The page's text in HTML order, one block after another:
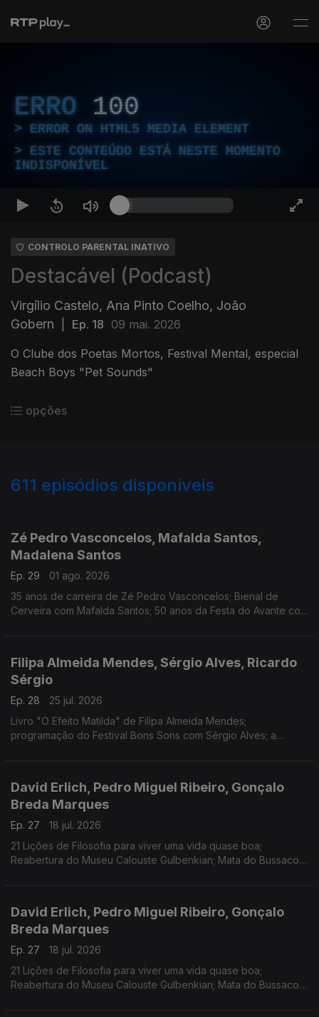
ERRO 100
ERROR ON HTML5 MEDIA ELEMENT
ESTE CONTEÚDO ESTÁ NESTE MOMENTO
INDISPONÍVEL
CONTROLO PARENTAL INATIVO
Destacável (Podcast)
Virgílio Castelo, Ana Pinto Coelho, João
Gobern
Ep. 18 09 mai. 2026
O Clube dos Poetas Mortos, Festival Mental, especial
Beach Boys "Pet Sounds"
opções
611 episódios disponíveis
Zé Pedro Vasconcelos, Mafalda Santos,
Madalena Santos
Ep. 29
01 ago. 2026
35 anos de carreira de Zé Pedro Vasconcelos; Bienal de
Cerveira com Mafalda Santos; 50 anos da Festa do Avante com
Filipa Almeida Mendes, Sérgio Alves, Ricardo
Sérgio
Ep. 28
25 jul. 2026
Livro "O Efeito Matilda" de Filipa Almeida Mendes;
programação do Festival Bons Sons com Sérgio Alves; a
David Erlich, Pedro Miguel Ribeiro, Gonçalo
Breda Marques
Ep. 27
18 jul. 2026
21 Lições de Filosofia para viver uma vida quase boa;
Reabertura do Museu Calouste Gulbenkian; Mata do Bussaco
David Erlich, Pedro Miguel Ribeiro, Gonçalo
Breda Marques
Ep. 27
18 jul. 2026
21 Lições de Filosofia para viver uma vida quase boa;
Reabertura do Museu Calouste Gulbenkian; Mata do Bussaco